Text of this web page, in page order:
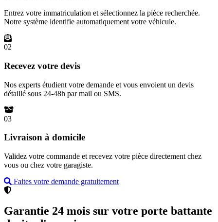
Entrez votre immatriculation et sélectionnez la pièce recherchée.
Notre système identifie automatiquement votre véhicule.
02
Recevez votre devis
Nos experts étudient votre demande et vous envoient un devis
détaillé sous 24-48h par mail ou SMS.
03
Livraison à domicile
Validez votre commande et recevez votre pièce directement chez
vous ou chez votre garagiste.
Faites votre demande gratuitement
Garantie 24 mois sur votre porte battante